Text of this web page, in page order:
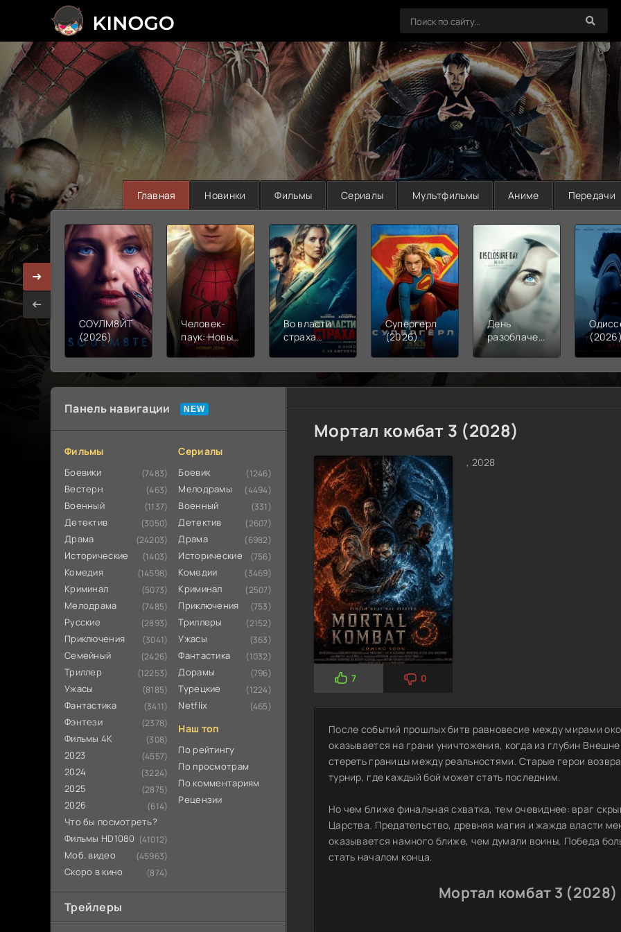
>
Главная Новинки Фильмы Сериалы Мультфильмы Аниме Передачи
СОУЛМ8ЙТ
(2026)
Человек-
паук: Новый
день (2026)
Во власти
страха
Супергерл
(2026)
День
разоблачения
Панель навигации
Фильмы
Боевики (7483)
Вестерн (463)
Военный (1137)
Детектив (3050)
Драма (24203)
Исторические (1403)
Комедия (14598)
Криминал (5073)
Мелодрама (7485)
Русские (2893)
Приключения (3041)
Семейный (2426)
Триллер (12253)
Ужасы (8185)
Фантастика (3411)
Фэнтези (2378)
Фильмы 4К (308)
2023 (4557)
2024 (3224)
2025 (2875)
2026 (614)
Что бы посмотреть?
Фильмы HD1080 (41012)
Моб. видео (45963)
Скоро в кино (874)
Сериалы
Боевик (1246)
Мелодрамы (4494)
Военный (331)
Детектив (2607)
Драма (6982)
Исторические (756)
Комедии (3469)
Криминал (2507)
Приключения (753)
Триллеры (2152)
Ужасы (363)
Фантастика (1032)
Дорамы (796)
Турецкие (1224)
Netflix (465)
Наш топ
По рейтингу
По просмотрам
По комментариям
Рецензии
Трейлеры
Мортал комбат 3 (2028)
7 0
, 2028
После событий прошлых битв равновесие между мирами
оказывается на грани уничтожения, когда из глубин
стереть границы между реальностями. Старые герои
турнир, где каждый бой может стать последним.
Но чем ближе финальная схватка, тем очевиднее: враг
Царства. Предательство, древняя магия и жажда власти
оказывается намного ближе, чем думали воины. Победа
стать началом конца.
Мортал комбат 3 (2028)